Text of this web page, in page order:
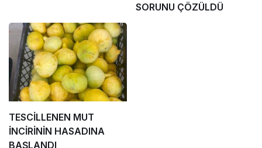
SORUNU ÇÖZÜLDÜ
TESCİLLENEN MUT
İNCİRİNİN HASADINA
BAŞLANDI